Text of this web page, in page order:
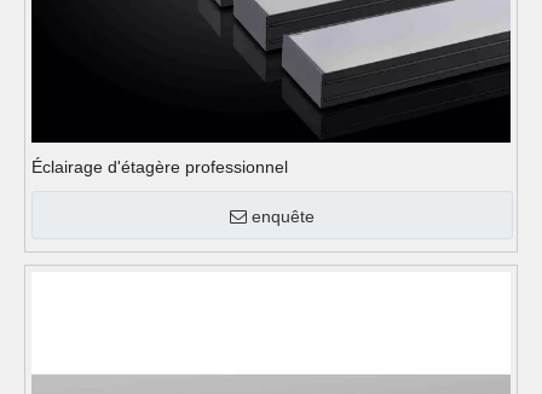
Éclairage d'étagère professionnel
enquête